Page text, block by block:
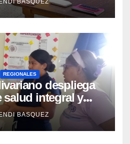
BASQUEZ
REGIONALES
despliega
salud integral y
en los
y Mario
del estado
BASQUEZ